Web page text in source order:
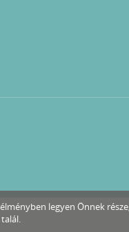
legyen Önnek
talál.